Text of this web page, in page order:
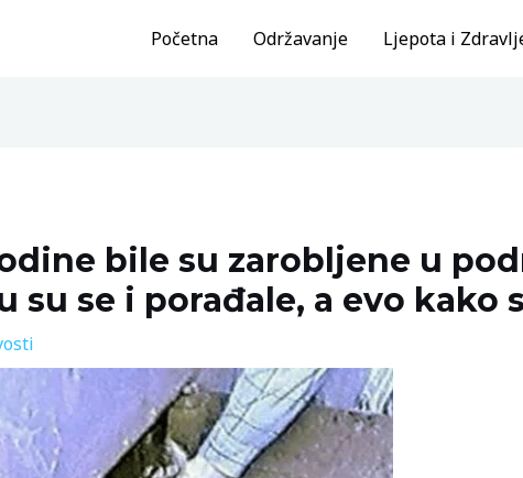
Početna Održavanje Ljepota i
bile su zarobljene u
su se i porađale, a evo kako